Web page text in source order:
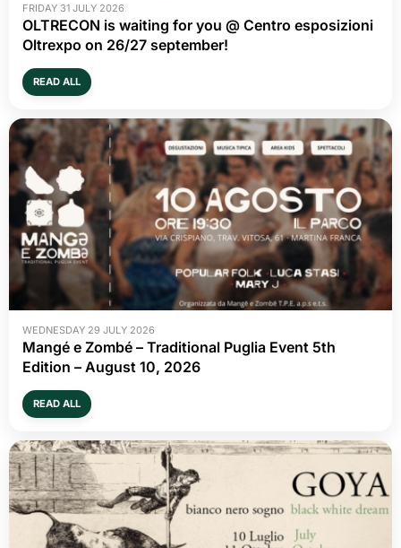
FRIDAY 31 JULY 2026
OLTRECON is waiting for you @ Centro esposizioni
Oltrexpo on 26/27 september!
READ ALL
WEDNESDAY 29 JULY 2026
Mangé e Zombé – Traditional Puglia Event 5th
Edition – August 10, 2026
READ ALL